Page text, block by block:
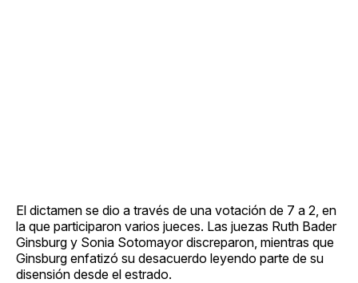
El dictamen se dio a través de una votación de 7 a 2, en
la que participaron varios jueces. Las juezas Ruth Bader
Ginsburg y Sonia Sotomayor discreparon, mientras que
Ginsburg enfatizó su desacuerdo leyendo parte de su
disensión desde el estrado.